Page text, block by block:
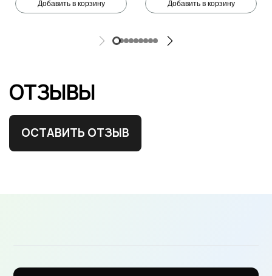
Добавить в корзину Добавить в корзину
ОТЗЫВЫ
ОСТАВИТЬ ОТЗЫВ